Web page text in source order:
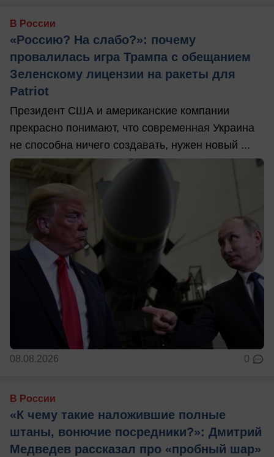
В России
«Россию? На слабо?»: почему
провалилась игра Трампа с обещанием
Зеленскому лицензии на ракеты для
Patriot
Президент США и американские компании
прекрасно понимают, что современная Украина
не способна ничего создавать, нужен новый ...
08.08.2026 0
В России
«К чему такие наложившие полные
штаны, вонючие посредники?»: Дмитрий
Медведев рассказал про «пробный шар»